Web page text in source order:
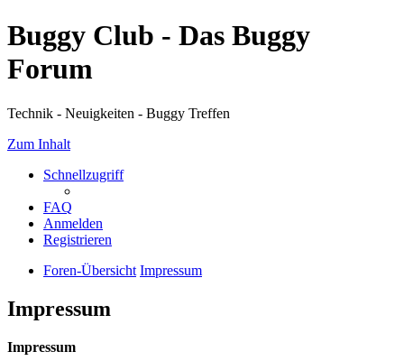
Buggy Club - Das Buggy
Forum
Technik - Neuigkeiten - Buggy Treffen
Zum Inhalt
Schnellzugriff
FAQ
Anmelden
Registrieren
Foren-Übersicht Impressum
Impressum
Impressum